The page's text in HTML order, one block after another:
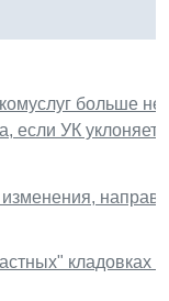
больше
если УК
кладовках